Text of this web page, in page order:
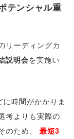
テンシャル重
リーディングカ
説明会を実施い
時間がかかりま
考よりも実際の
のため
最短3